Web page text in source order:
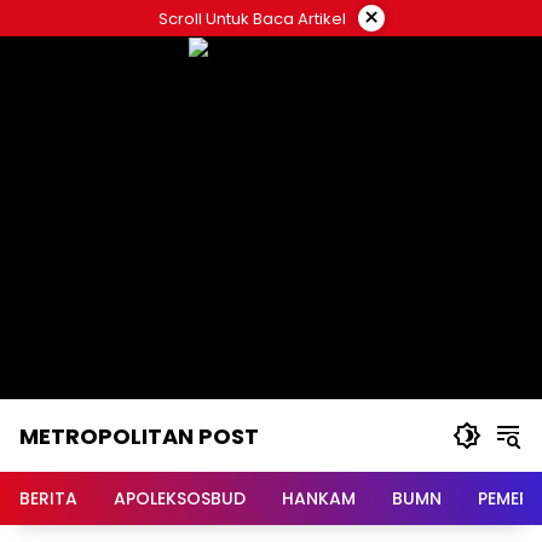
ke
Scroll Untuk Baca Artikel ×
METROPOLITAN POST
BERITA APOLEKSOSBUD HANKAM BUMN